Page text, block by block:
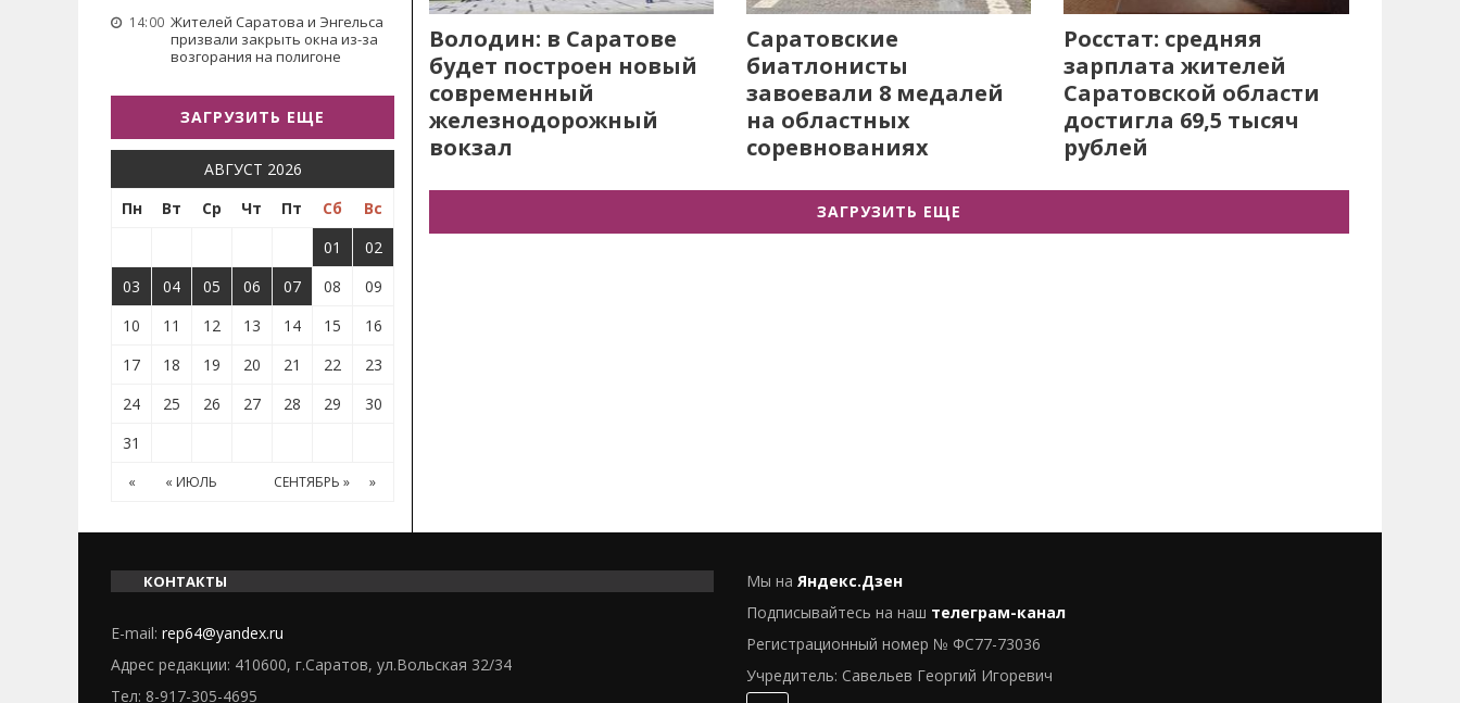
14:00 Жителей Саратова и Энгельса
призвали закрыть окна из-за
возгорания на полигоне
ЗАГРУЗИТЬ ЕЩЕ
АВГУСТ 2026
Пн
Вт Ср Чт Пт Сб
Вс
01
02
03
04 05 06 07 08
09
10
11 12 13 14 15
16
17
18 19 20 21 22
23
24
25 26 27 28 29
30
31
« « ИЮЛЬ СЕНТЯБРЬ » »
Володин: в Саратове
будет построен новый
современный
железнодорожный
вокзал
Саратовские
биатлонисты
завоевали 8 медалей
на областных
соревнованиях
Росстат: средняя
зарплата жителей
Саратовской области
достигла 69,5 тысяч
рублей
ЗАГРУЗИТЬ ЕЩЕ
КОНТАКТЫ
E-mail: rep64@yandex.ru
Адрес редакции: 410600, г.Саратов, ул.Вольская 32/34
Тел: 8-917-305-4695
Мы на Яндекс.Дзен
Подписывайтесь на наш телеграм-канал
Регистрационный номер № ФС77-73036
Учредитель: Савельев Георгий Игоревич